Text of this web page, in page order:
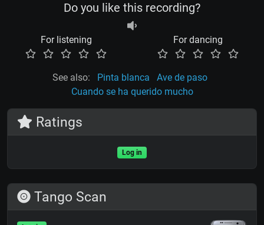
Do you like this recording?
For listening For dancing
See also: Pinta blanca
Ave de paso
Cuando se ha querido mucho
Ratings
Log in
Tango Scan